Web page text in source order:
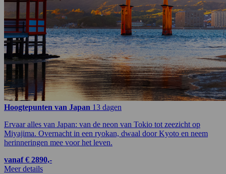
Hoogtepunten van Japan 13 dagen
Ervaar alles van Japan: van de neon van Tokio tot zeezicht op
Miyajima. Overnacht in een ryokan, dwaal door Kyoto en neem
herinneringen mee voor het leven.
vanaf € 2890,-
Meer details